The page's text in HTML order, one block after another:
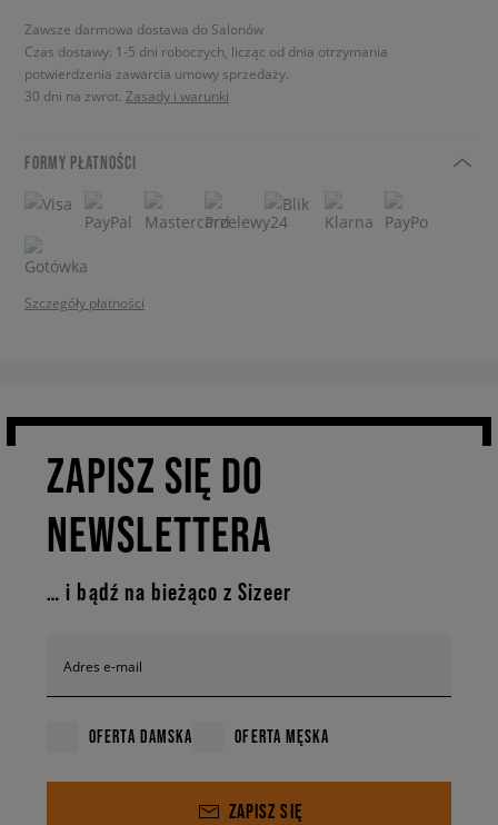
Zawsze darmowa dostawa do Salonów
Czas dostawy: 1-5 dni roboczych, licząc od dnia otrzymania
potwierdzenia zawarcia umowy sprzedaży.
30 dni na zwrot. Zasady i warunki
FORMY PŁATNOŚCI
Szczegóły płatności
ZAPISZ SIĘ DO
NEWSLETTERA
… i bądź na bieżąco z Sizeer
Adres e-mail
OFERTA DAMSKA OFERTA MĘSKA
ZAPISZ SIĘ